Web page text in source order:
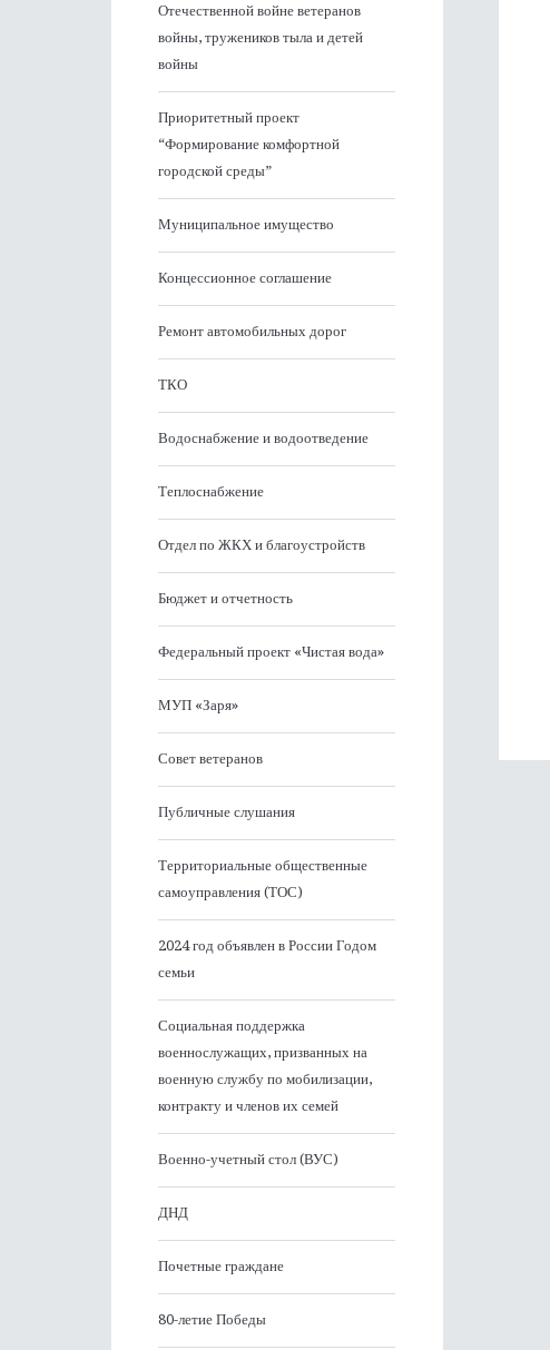
Отечественной войне ветеранов
войны, тружеников тыла и детей
войны
Приоритетный проект
“Формирование комфортной
городской среды”
Муниципальное имущество
Концессионное соглашение
Ремонт автомобильных дорог
ТКО
Водоснабжение и водоотведение
Теплоснабжение
Отдел по ЖКХ и благоустройств
Бюджет и отчетность
Федеральный проект «Чистая вода»
МУП «Заря»
Совет ветеранов
Публичные слушания
Территориальные общественные
самоуправления (ТОС)
2024 год объявлен в России Годом
семьи
Социальная поддержка
военнослужащих, призванных на
военную службу по мобилизации,
контракту и членов их семей
Военно-учетный стол (ВУС)
ДНД
Почетные граждане
80-летие Победы